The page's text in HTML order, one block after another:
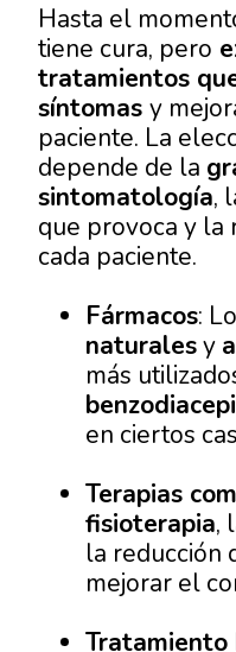
Hasta el
tiene cura, pero
tratamientos
síntomasy
paciente. La
depende de la
sintomatología,
que provoca y la
cada paciente.
Fármacos:
naturalesy
más
en ciertos
Terapias
fisioterapia,
la reducción
mejorar el